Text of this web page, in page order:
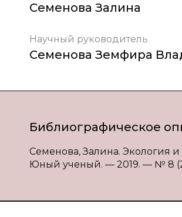
Семенова Залина
Научный руководитель
Семенова Земфира
Библиографическое
Семенова, Залина. Экология
Юный ученый. — 2019. — № 8